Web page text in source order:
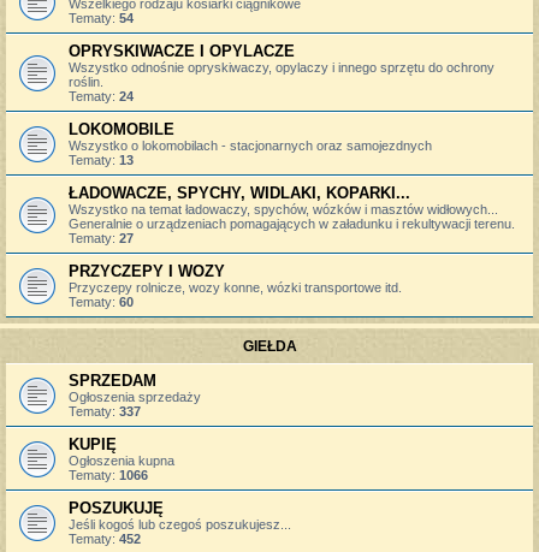
Wszelkiego rodzaju kosiarki ciągnikowe
Tematy: 54
OPRYSKIWACZE I OPYLACZE
Wszystko odnośnie opryskiwaczy, opylaczy i innego sprzętu do ochrony
roślin.
Tematy: 24
LOKOMOBILE
Wszystko o lokomobilach - stacjonarnych oraz samojezdnych
Tematy: 13
ŁADOWACZE, SPYCHY, WIDLAKI, KOPARKI...
Wszystko na temat ładowaczy, spychów, wózków i masztów widłowych...
Generalnie o urządzeniach pomagających w załadunku i rekultywacji terenu.
Tematy: 27
PRZYCZEPY I WOZY
Przyczepy rolnicze, wozy konne, wózki transportowe itd.
Tematy: 60
GIEŁDA
SPRZEDAM
Ogłoszenia sprzedaży
Tematy: 337
KUPIĘ
Ogłoszenia kupna
Tematy: 1066
POSZUKUJĘ
Jeśli kogoś lub czegoś poszukujesz...
Tematy: 452